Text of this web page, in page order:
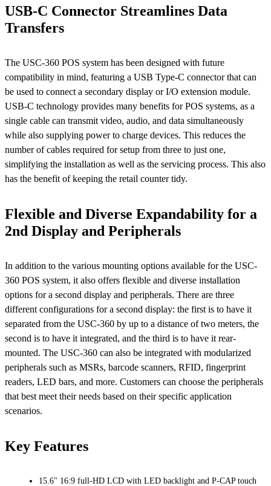
USB-C Connector Streamlines Data
Transfers
The USC-360 POS system has been designed with future
compatibility in mind, featuring a USB Type-C connector that can
be used to connect a secondary display or I/O extension module.
USB-C technology provides many benefits for POS systems, as a
single cable can transmit video, audio, and data simultaneously
while also supplying power to charge devices. This reduces the
number of cables required for setup from three to just one,
simplifying the installation as well as the servicing process. This also
has the benefit of keeping the retail counter tidy.
Flexible and Diverse Expandability for a
2nd Display and Peripherals
In addition to the various mounting options available for the USC-
360 POS system, it also offers flexible and diverse installation
options for a second display and peripherals. There are three
different configurations for a second display: the first is to have it
separated from the USC-360 by up to a distance of two meters, the
second is to have it integrated, and the third is to have it rear-
mounted. The USC-360 can also be integrated with modularized
peripherals such as MSRs, barcode scanners, RFID, fingerprint
readers, LED bars, and more. Customers can choose the peripherals
that best meet their needs based on their specific application
scenarios.
Key Features
15.6" 16:9 full-HD LCD with LED backlight and P-CAP touch